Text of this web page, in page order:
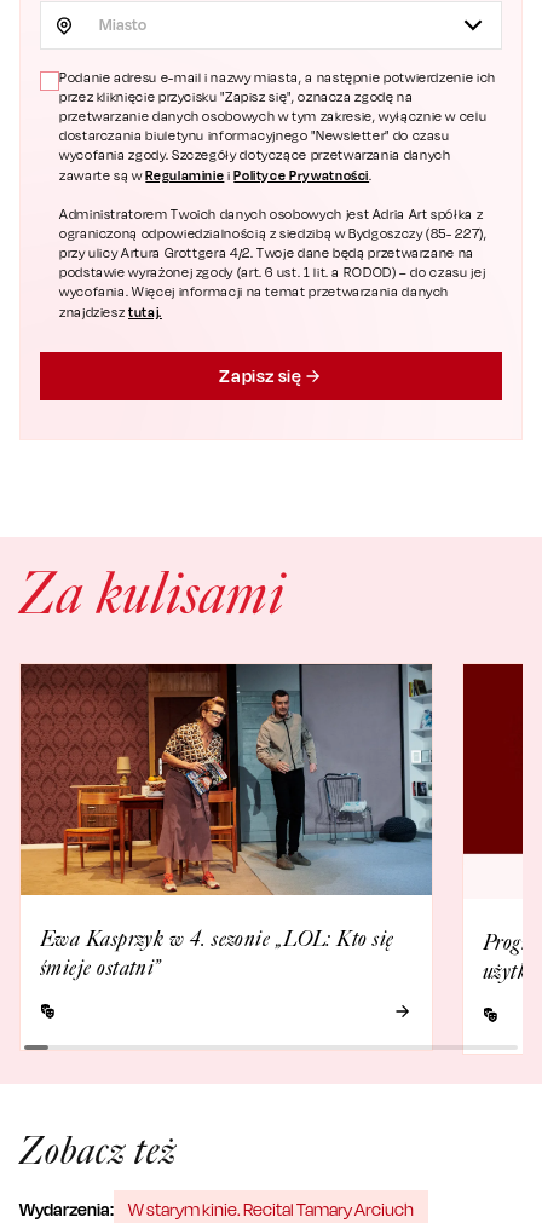
Miasto
Podanie adresu e-mail i nazwy miasta, a następnie potwierdzenie ich
przez kliknięcie przycisku "Zapisz się", oznacza zgodę na
przetwarzanie danych osobowych w tym zakresie, wyłącznie w celu
dostarczania biuletynu informacyjnego "Newsletter" do czasu
wycofania zgody. Szczegóły dotyczące przetwarzania danych
zawarte są wRegulaminie iPolityce Prywatności.
Administratorem Twoich danych osobowych jest Adria Art spółka z
ograniczoną odpowiedzialnością z siedzibą w Bydgoszczy (85- 227),
przy ulicy Artura Grottgera 4/2. Twoje dane będą przetwarzane na
podstawie wyrażonej zgody (art. 6 ust. 1 lit. a RODOD) – do czasu jej
wycofania. Więcej informacji na temat przetwarzania danych
znajdziesztutaj.
Zapisz się
Za kulisami
Ewa Kasprzyk w 4. sezonie „LOL: Kto się
śmieje ostatni”
Zobacz też
Wydarzenia: W starym kinie. Recital Tamary Arciuch